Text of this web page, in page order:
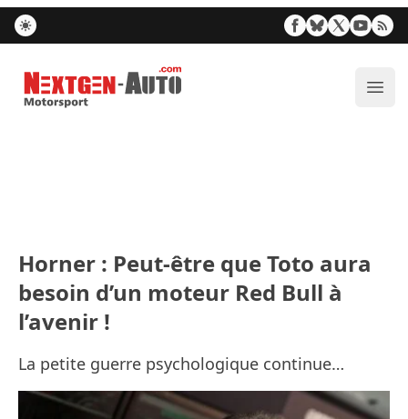
Nextgen-Auto.com
Horner : Peut-être que Toto aura
besoin d’un moteur Red Bull à
l’avenir !
La petite guerre psychologique continue…